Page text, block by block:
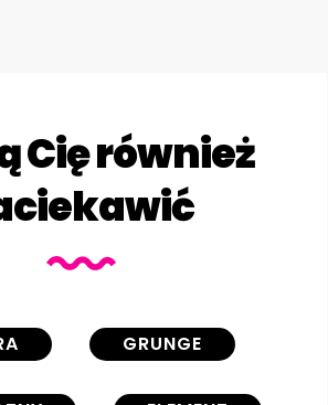
Cię również
GRUNGE